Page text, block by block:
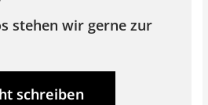
stehen wir gerne zur
schreiben